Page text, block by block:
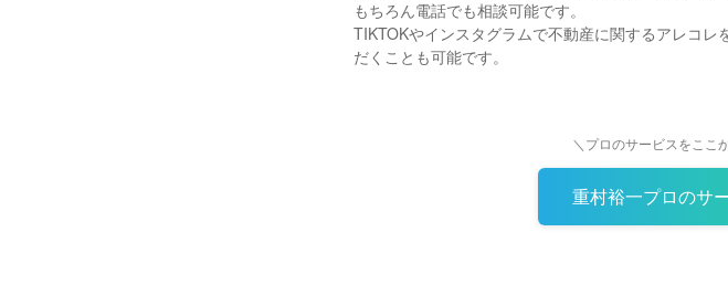
もちろん電話でも相談可能です。
TIKTOKやインスタグラムで不動産に関するアレコ
だくことも可能です。
＼プロのサービスをここ
重村裕一プロのサ